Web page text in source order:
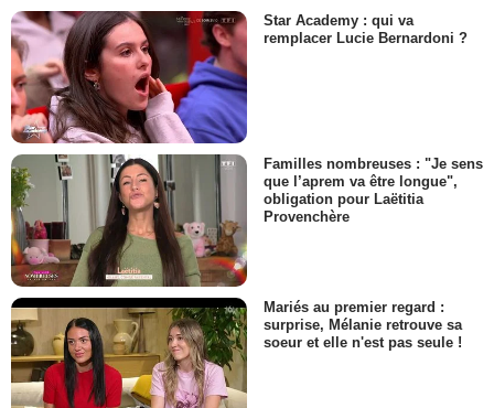
Star Academy : qui va
remplacer Lucie Bernardoni ?
Familles nombreuses : "Je sens
que l’aprem va être longue",
obligation pour Laëtitia
Provenchère
Mariés au premier regard :
surprise, Mélanie retrouve sa
soeur et elle n'est pas seule !